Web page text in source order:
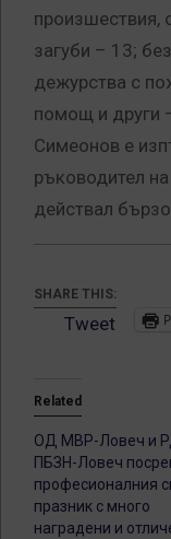
произшествия,
загуби – 13;
дежурства с
помощ и други
Симеонов е
ръководител
действал
SHARE THIS:
Tweet
Related
ОД МВР-Ловеч и
ПБЗН-Ловеч
професионалния
празник с много
наградени и